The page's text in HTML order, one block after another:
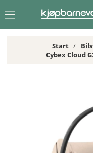
Start
Cybex Cloud